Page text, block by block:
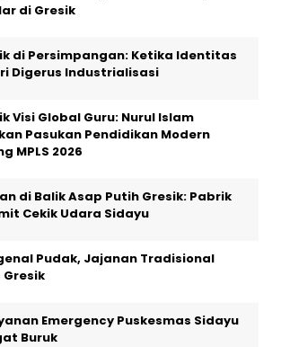
di Gresik
di Persimpangan: Ketika Identitas
Digerus Industrialisasi
Visi Global Guru: Nurul Islam
Pasukan Pendidikan Modern
MPLS 2026
di Balik Asap Putih Gresik: Pabrik
Cekik Udara Sidayu
Pudak, Jajanan Tradisional
Gresik
Emergency Puskesmas Sidayu
Buruk